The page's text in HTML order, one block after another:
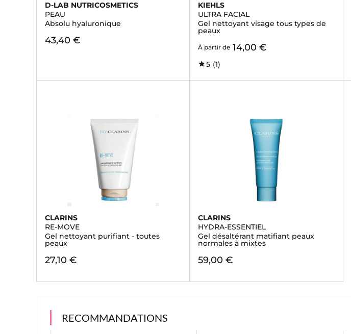
D-LAB NUTRICOSMETICS
PEAU
Absolu hyaluronique
43,40 €
KIEHLS
ULTRA FACIAL
Gel nettoyant visage tous types de
peaux
À partir de 14,00 €
5 (1)
CLARINS
RE-MOVE
Gel nettoyant purifiant - toutes
peaux
27,10 €
CLARINS
HYDRA-ESSENTIEL
Gel désaltérant matifiant peaux
normales à mixtes
59,00 €
RECOMMANDATIONS